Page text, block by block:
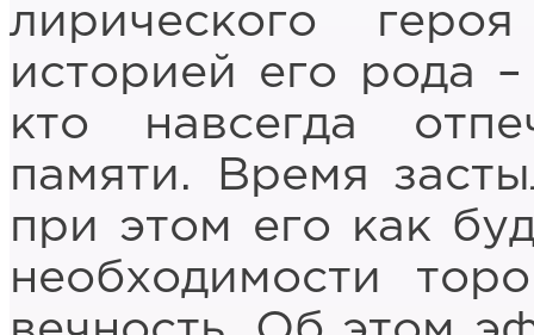
лирического
историей его рода
кто навсегда
памяти. Время
при этом его как
необходимости